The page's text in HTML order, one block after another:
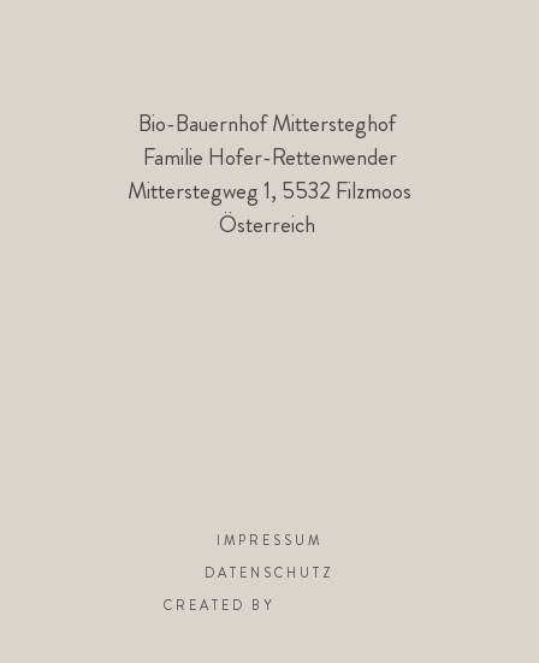
Bio-Bauernhof Mittersteghof
Familie Hofer-Rettenwender
Mitterstegweg 1, 5532 Filzmoos
Österreich
IMPRESSUM
DATENSCHUTZ
CREATED BY